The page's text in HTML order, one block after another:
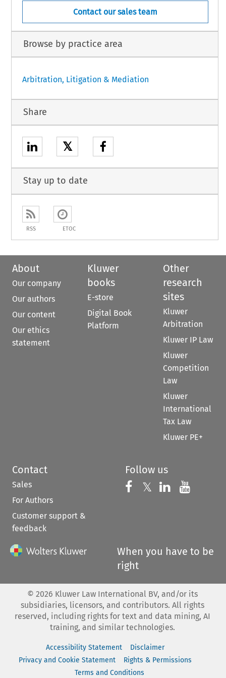
Contact our sales team
Browse by practice area
Arbitration, Litigation & Mediation
Share
𝕏
Stay up to date
RSS ETOC
About
Our company
Our authors
Our content
Our ethics
statement
Kluwer
books
E-store
Digital Book
Platform
Other
research
sites
Kluwer
Arbitration
Kluwer IP Law
Kluwer
Competition
Law
Kluwer
International
Tax Law
Kluwer PE+
Contact
Sales
For Authors
Customer support &
feedback
Follow us
Follow us on
𝕏 Follow us on
Follow us
When you have to be
right
© 2026 Kluwer Law International BV, and/or its
subsidiaries, licensors, and contributors. All rights
reserved, including rights for text and data mining, AI
training, and similar technologies.
Accessibility Statement
Disclaimer
Privacy and Cookie Statement
Rights & Permissions
Terms and Conditions